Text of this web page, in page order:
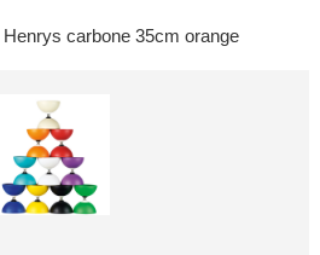
Henrys carbone 35cm orange